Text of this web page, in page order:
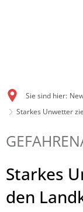
Sie sind hier:
Starkes Unwetter
Starkes
den